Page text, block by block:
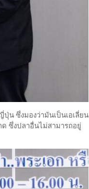
น ซึ่งมองว่ามันเป็นเอเลี่ยน
ซึ่งปลาอื่นไม่สามารถอยู่